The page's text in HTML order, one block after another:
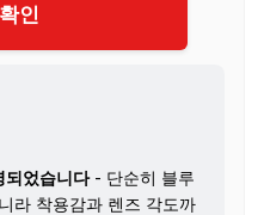
인
되었습니다- 단순히 블루
라 착용감과 렌즈 각도까